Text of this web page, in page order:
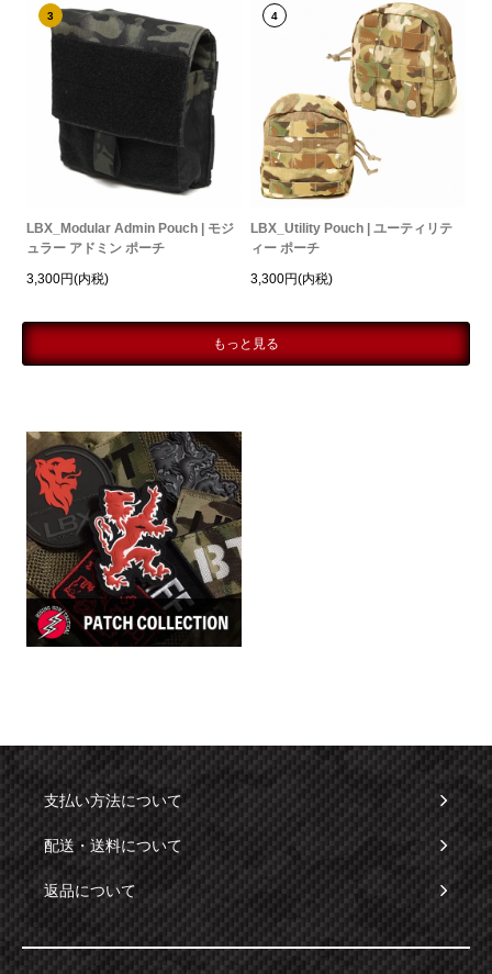
3
LBX_Modular Admin Pouch | モジ
ュラー アドミン ポーチ
3,300円(内税)
4
LBX_Utility Pouch | ユーティリテ
ィー ポーチ
3,300円(内税)
もっと見る
支払い方法について
配送・送料について
返品について